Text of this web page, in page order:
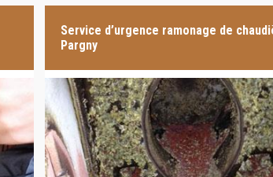
Service d’urgence ramonage de
Pargny